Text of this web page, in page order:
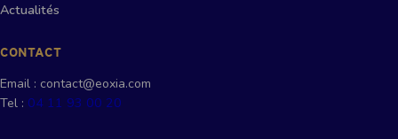
Actualités
CONTACT
Email : contact@eoxia.com
Tel : 04 11 93 00 20